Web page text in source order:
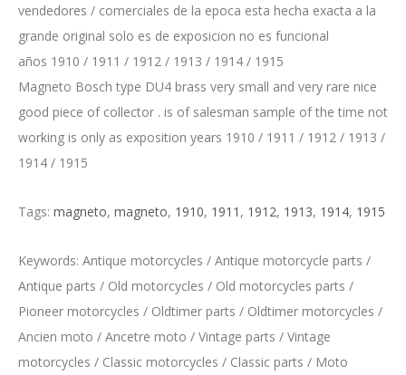
vendedores / comerciales de la epoca esta hecha exacta a la
grande original solo es de exposicion no es funcional
años 1910 / 1911 / 1912 / 1913 / 1914 / 1915
Magneto Bosch type DU4 brass very small and very rare nice
good piece of collector . is of salesman sample of the time not
working is only as exposition years 1910 / 1911 / 1912 / 1913 /
1914 / 1915
Tags: magneto, magneto, 1910, 1911 , 1912, 1913, 1914, 1915
Keywords: Antique motorcycles / Antique motorcycle parts /
Antique parts / Old motorcycles / Old motorcycles parts /
Pioneer motorcycles / Oldtimer parts / Oldtimer motorcycles /
Ancien moto / Ancetre moto / Vintage parts / Vintage
motorcycles / Classic motorcycles / Classic parts / Moto